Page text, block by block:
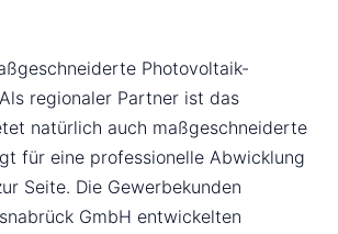
Photovoltaik-
regionaler Partner ist das
natürlich auch maßgeschneiderte
für eine professionelle Abwicklung
Seite. Die Gewerbekunden
GmbH entwickelten